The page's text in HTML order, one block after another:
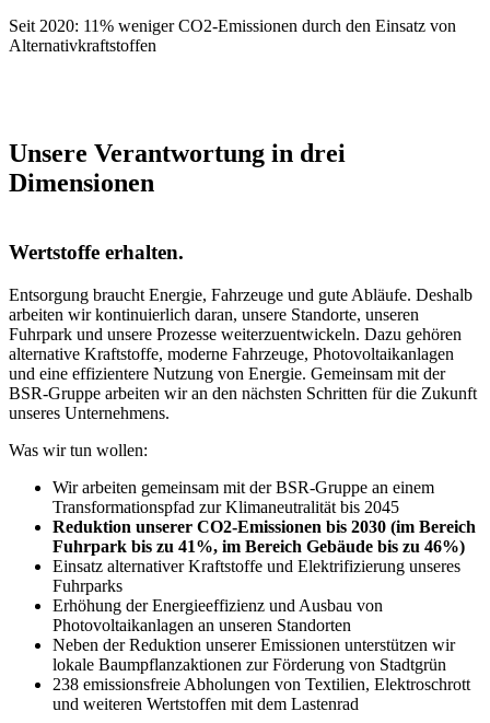
Seit 2020: 11% weniger CO2-Emissionen durch den Einsatz von
Alternativkraftstoffen
Unsere Verantwortung in drei
Dimensionen
Wertstoffe erhalten.
Entsorgung braucht Energie, Fahrzeuge und gute Abläufe. Deshalb
arbeiten wir kontinuierlich daran, unsere Standorte, unseren
Fuhrpark und unsere Prozesse weiterzuentwickeln. Dazu gehören
alternative Kraftstoffe, moderne Fahrzeuge, Photovoltaikanlagen
und eine effizientere Nutzung von Energie. Gemeinsam mit der
BSR-Gruppe arbeiten wir an den nächsten Schritten für die Zukunft
unseres Unternehmens.
Was wir tun wollen:
Wir arbeiten gemeinsam mit der BSR-Gruppe an einem
Transformationspfad zur Klimaneutralität bis 2045
Reduktion unserer CO2-Emissionen bis 2030 (im Bereich
Fuhrpark bis zu 41%, im Bereich Gebäude bis zu 46%)
Einsatz alternativer Kraftstoffe und Elektrifizierung unseres
Fuhrparks
Erhöhung der Energieeffizienz und Ausbau von
Photovoltaikanlagen an unseren Standorten
Neben der Reduktion unserer Emissionen unterstützen wir
lokale Baumpflanzaktionen zur Förderung von Stadtgrün
238 emissionsfreie Abholungen von Textilien, Elektroschrott
und weiteren Wertstoffen mit dem Lastenrad